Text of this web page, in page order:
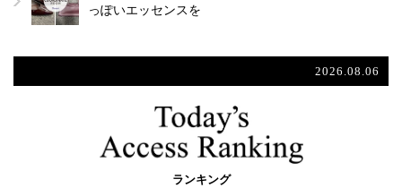
っぽいエッセンスを
2026.08.06
ランキング